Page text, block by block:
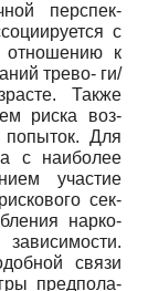
перспек-
с
отношению к
трево- ги/
Также
риска воз-
Для
с наиболее
участие
сек-
нарко-
связи
предпола-